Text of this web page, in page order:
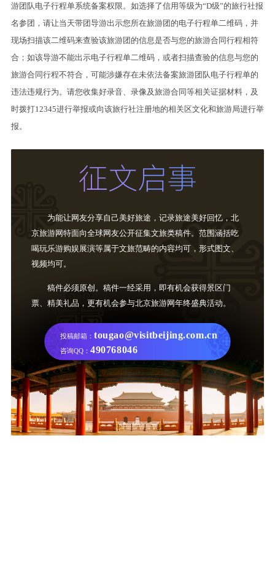
游团队电子行程单系统备案权限。如选择了信用等级为“D级”的旅行社报
名参团，请让当天带团导游出示您所在旅游团的电子行程单二维码，并
现场扫描该二维码来查验该旅游团的信息是否与您的旅游合同行程相符
合；如该导游不能出示电子行程单二维码，或者扫描查验的信息与您的
旅游合同行程不符合，可能涉嫌存在未依法备案旅游团队电子行程单的
违法违规行为。请您收集好录音、录像及旅游合同等相关证据材料，及
时拨打12345进行举报或向该旅行社注册地的相关区文化和旅游局进行举
报。
为能让网友分享自己美好旅途，记录旅途美好回忆，北
京旅游网特面向全球网友公开征集文旅类稿件。范围涵括吃
喝玩乐游购娱展演等属于文旅范畴的内容均可，形式图文、
视频均可。
稿件必须原创。稿件一经采用，即有机会获得景区门
票、精美礼品，更有机会参与北京旅游网年终盛典活动。
投稿邮箱： tougao@visitbeijing.com.cn
咨询QQ： 490768046